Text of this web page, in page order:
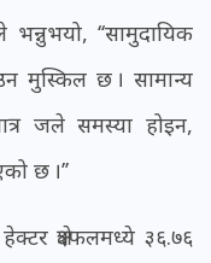
‘‘सामुदायिक
मुस्किल छ । सामान्य
जले समस्या होइन,
छ ।’’
क्षेत्रफलमध्ये ३६.७६